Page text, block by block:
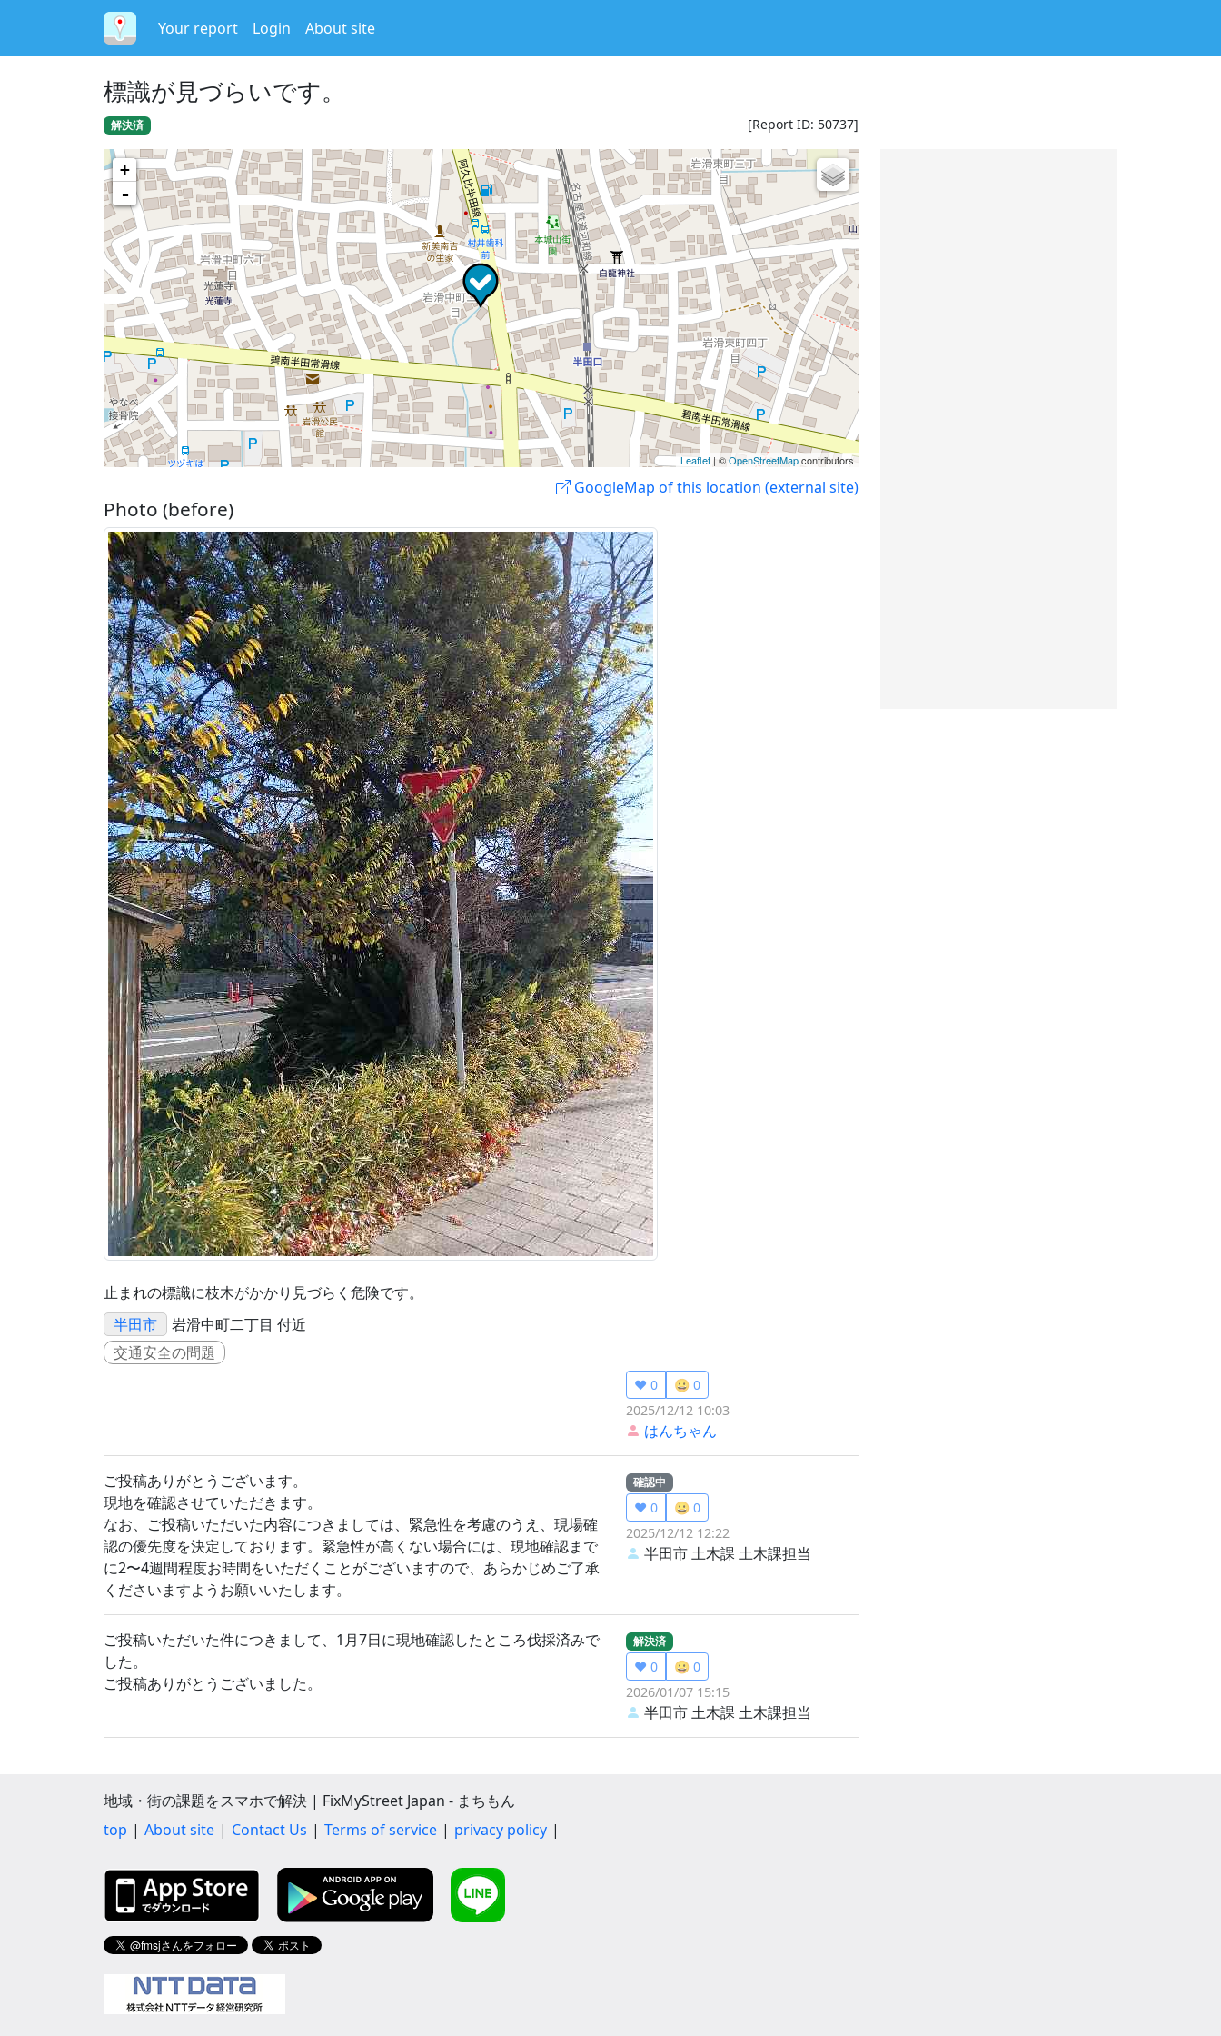
Your report Login About site
標識が見づらいです。
解決済 [Report ID: 50737]
+
-
Leaflet | ©OpenStreetMapcontributors
GoogleMap of this location (external site)
Photo (before)
止まれの標識に枝木がかかり見づらく危険です。
半田市
岩滑中町二丁目 付近
交通安全の問題
❤️ 0
😀 0
2025/12/12 10:03
はんちゃん
ご投稿ありがとうございます。
現地を確認させていただきます。
なお、ご投稿いただいた内容につきましては、緊急性を考慮のうえ、現場確
認の優先度を決定しております。緊急性が高くない場合には、現地確認まで
に2〜4週間程度お時間をいただくことがございますので、あらかじめご了承
くださいますようお願いいたします。
確認中
❤️ 0
😀 0
2025/12/12 12:22
半田市 土木課 土木課担当
ご投稿いただいた件につきまして、1月7日に現地確認したところ伐採済みで
した。
ご投稿ありがとうございました。
解決済
❤️ 0
😀 0
2026/01/07 15:15
半田市 土木課 土木課担当
地域・街の課題をスマホで解決 | FixMyStreet Japan - まちもん
top
About site Contact Us Terms of service privacy policy